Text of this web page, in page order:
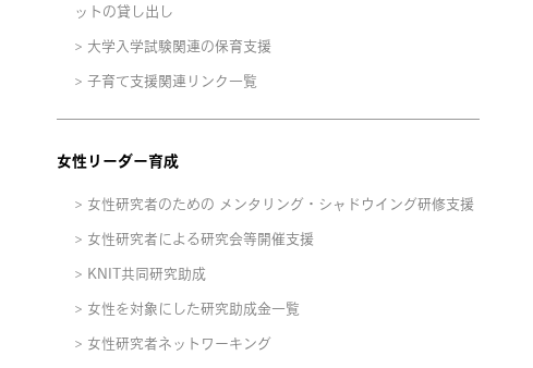
ットの貸し出し
大学入学試験関連の保育支援
子育て支援関連リンク一覧
女性リーダー育成
女性研究者のための メンタリング・シャドウイング研修支援
女性研究者による研究会等開催支援
KNIT共同研究助成
女性を対象にした研究助成金一覧
女性研究者ネットワーキング